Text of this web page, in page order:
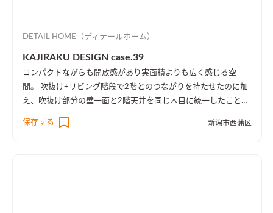
DETAIL HOME（ディテールホーム）
KAJIRAKU DESIGN case.39
コンパクトながらも開放感があり実面積よりも広く感じる空
間。 吹抜け+リビング階段で2階とのつながりを持たせたのに加
え、吹抜け部分の壁一面と2階天井を同じ木目に統一したことに
より、1階・2階の一体感を演出しました。 趣味のピアノ室は、
楽譜を整理する本棚を壁一面に設け、屋外への防音効果も担って
保存する 新潟市西蒲区